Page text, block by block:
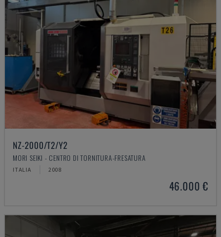
NZ-2000/T2/Y2
MORI SEIKI - CENTRO DI TORNITURA-FRESATURA
ITALIA 2008
46.000 €